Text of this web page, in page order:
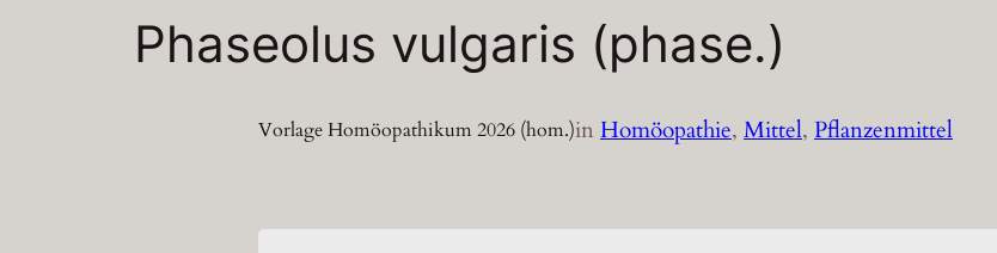
Phaseolus vulgaris (phase.)
Vorlage Homöopathikum 2026 (hom.)inHomöopathie, Mittel, Pflanzenmittel